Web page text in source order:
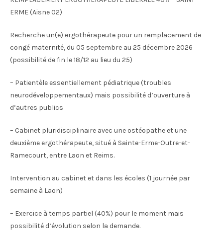
ERME (Aisne 02)
Recherche un(e) ergothérapeute pour un remplacement de
congé maternité, du 05 septembre au 25 décembre 2026
(possibilité de fin le 18/12 au lieu du 25)
– Patientèle essentiellement pédiatrique (troubles
neurodéveloppementaux) mais possibilité d’ouverture à
d’autres publics
– Cabinet pluridisciplinaire avec une ostéopathe et une
deuxième ergothérapeute, situé à Sainte-Erme-Outre-et-
Ramecourt, entre Laon et Reims.
Intervention au cabinet et dans les écoles (1 journée par
semaine à Laon)
– Exercice à temps partiel (40%) pour le moment mais
possibilité d’évolution selon la demande.